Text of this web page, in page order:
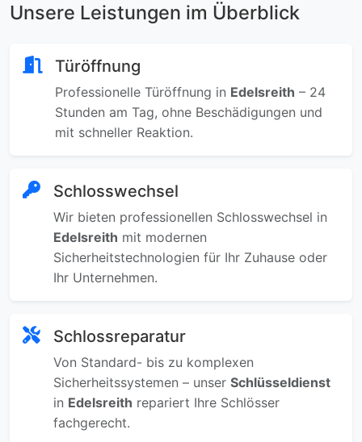
Unsere Leistungen im Überblick
Türöffnung
Professionelle Türöffnung in Edelsreith – 24
Stunden am Tag, ohne Beschädigungen und
mit schneller Reaktion.
Schlosswechsel
Wir bieten professionellen Schlosswechsel in
Edelsreith mit modernen
Sicherheitstechnologien für Ihr Zuhause oder
Ihr Unternehmen.
Schlossreparatur
Von Standard- bis zu komplexen
Sicherheitssystemen – unser Schlüsseldienst
in Edelsreith repariert Ihre Schlösser
fachgerecht.